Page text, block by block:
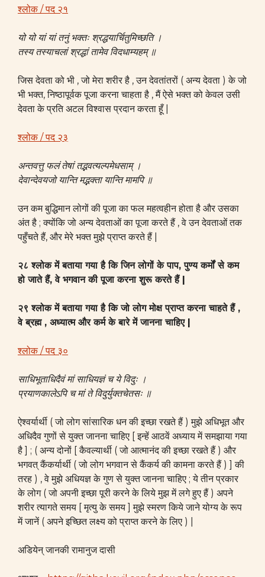
श्लोक / पद २१
यो यो यां यां तनुं भक्तः श्रद्धयार्चितुमिच्छति ।
तस्य तस्याचलां श्रद्धां तामेव विदधाम्यहम् ॥
जिस देवता को भी , जो मेरा शरीर है , उन देवतांतरों ( अन्य देवता ) के जो
भी भक्त, निष्ठापूर्वक पूजा करना चाहता है , मैं ऐसे भक्त को केवल उसी
देवता के प्रति अटल विश्वास प्रदान करता हूँ |
श्लोक / पद २३
अन्तवत्तु फलं तेषां तद्भवत्यल्पमेधसाम् ।
देवान्देवयजो यान्ति मद्भक्ता यान्ति मामपि ॥
उन कम बुद्धिमान लोगों की पूजा का फल महत्वहीन होता है और उसका
अंत है ; क्योंकि जो अन्य देवताओं का पूजा करते हैं , वे उन देवताओं तक
पहुँचते हैं, और मेरे भक्त मुझे प्राप्त करते हैं |
२८ श्लोक में बताया गया है कि जिन लोगों के पाप, पुण्य कर्मों से कम
हो जाते हैं, वे भगवान की पूजा करना शुरू करते हैं |
२९ श्लोक में बताया गया है कि जो लोग मोक्ष प्राप्त करना चाहते हैं ,
वे ब्रह्म , अध्यात्म और कर्म के बारे में जानना चाहिए |
श्लोक / पद ३०
साधिभूताधिदैवं मां साधियज्ञं च ये विदुः ।
प्रयाणकालेऽपि च मां ते विदुर्युक्तचेतसः ॥
ऐश्वर्यार्थी ( जो लोग सांसारिक धन की इच्छा रखते हैं ) मुझे अधिभूत और
अधिदैव गुणों से युक्त जानना चाहिए [ इन्हें आठवें अध्याय में समझाया गया
है ] ; ( अन्य दोनों [ कैवल्यार्थी ( जो आत्मानंद की इच्छा रखते हैं ) और
भगवत् कैंकर्यार्थी ( जो लोग भगवान से कैंकर्य की कामना करते हैं ) ] की
तरह ) , वे मुझे अधियज्ञ के गुण से युक्त जानना चाहिए ; ये तीन प्रकार
के लोग ( जो अपनी इच्छा पूरी करने के लिये मुझ में लगे हुए हैं ) अपने
शरीर त्यागते समय [ मृत्यु के समय ] मुझे स्मरण किये जाने योग्य के रूप
में जानें ( अपने इच्छित लक्ष्य को प्राप्त करने के लिए ) |
अडियेन् जानकी रामानुज दासी